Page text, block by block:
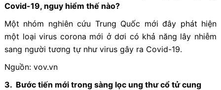
Covid-19, nguy hiểm thế nào?
Một nhóm nghiên cứu Trung Quốc mới đây phát hiện
một loại virus corona mới ở dơi có khả năng lây nhiễm
sang người tương tự như virus gây ra Covid-19.
Nguồn: vov.vn
3. Bước tiến mới trong sàng lọc ung thư cổ tử cung